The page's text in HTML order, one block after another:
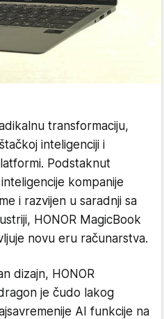
transformaciju,
inteligenciji i
Podstaknut
kompanije
i razvijen u saradnji sa
HONOR MagicBook
novu eru računarstva.
dizajn, HONOR
je čudo lakog
AI funkcije na